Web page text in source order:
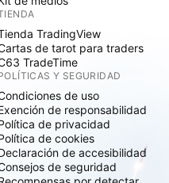
TradingView
de tarot para traders
TradeTime
Y SEGURIDAD
de uso
de responsabilidad
de privacidad
de cookies
de accesibilidad
de seguridad